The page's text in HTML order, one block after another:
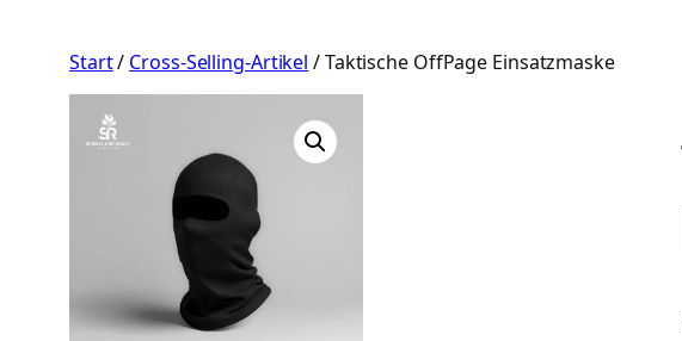
Start/ Cross-Selling-Artikel / Taktische OffPage Einsatzmaske